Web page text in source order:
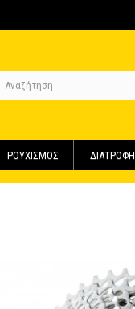
ΡΟΥΧΙΣΜΟΣ ΔΙΑΤΡΟΦΗ